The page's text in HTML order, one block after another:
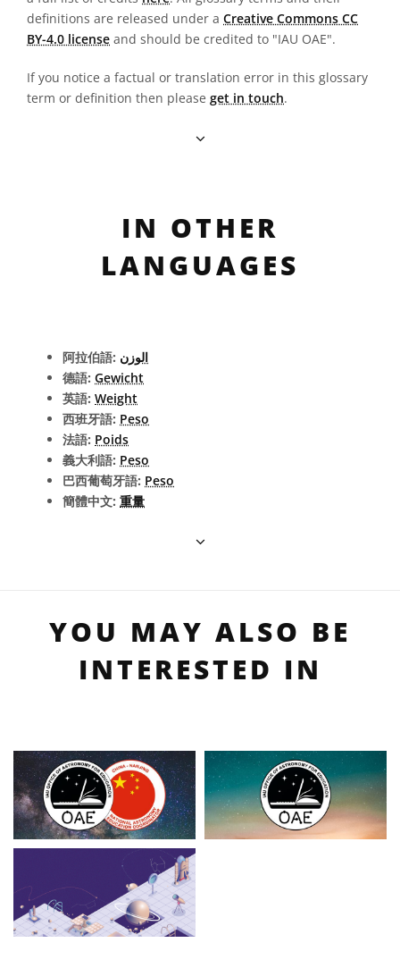
definitions are released under a Creative Commons CC
BY-4.0 license and should be credited to "IAU OAE".
If you notice a factual or translation error in this glossary
term or definition then please get in touch.
IN OTHER
LANGUAGES
阿拉伯語: الوزن
德語: Gewicht
英語: Weight
西班牙語: Peso
法語: Poids
義大利語: Peso
巴西葡萄牙語: Peso
簡體中文: 重量
YOU MAY ALSO BE
INTERESTED IN